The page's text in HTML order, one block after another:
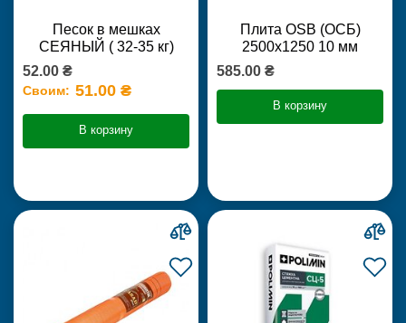
Песок в мешках
СЕЯНЫЙ ( 32-35 кг)
52.00 ₴
Своим: 51.00 ₴
В корзину
Плита OSB (ОСБ)
2500х1250 10 мм
585.00 ₴
В корзину